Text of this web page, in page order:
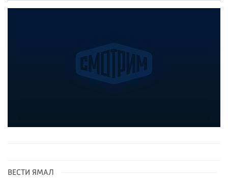
ВЕСТИ ЯМАЛ